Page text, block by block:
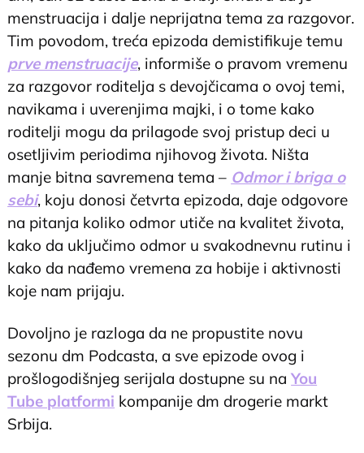
menstruacija i dalje neprijatna tema za razgovor.
Tim povodom, treća epizoda demistifikuje temu
prve menstruacije, informiše o pravom vremenu
za razgovor roditelja s devojčicama o ovoj temi,
navikama i uverenjima majki, i o tome kako
roditelji mogu da prilagode svoj pristup deci u
osetljivim periodima njihovog života. Ništa
manje bitna savremena tema – Odmor i briga o
sebi, koju donosi četvrta epizoda, daje odgovore
na pitanja koliko odmor utiče na kvalitet života,
kako da uključimo odmor u svakodnevnu rutinu i
kako da nađemo vremena za hobije i aktivnosti
koje nam prijaju.
Dovoljno je razloga da ne propustite novu
sezonu dm Podcasta, a sve epizode ovog i
prošlogodišnjeg serijala dostupne su naYou
Tube platformi kompanije dm drogerie markt
Srbija.